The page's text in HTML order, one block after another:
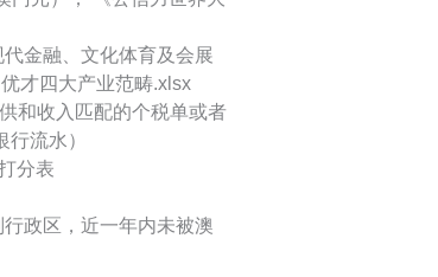
金融、文化体育及会展
才四大产业范畴.xlsx
和收入匹配的个税单或者
流水）
分表
政区，近一年内未被澳